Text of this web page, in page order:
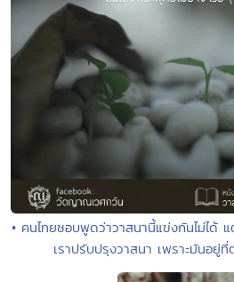
• คนไทยชอบพูดว่าวาสนานี้แข่งกันไม่ได้ แ
เราปรับปรุงวาสนา เพราะมันอยู่